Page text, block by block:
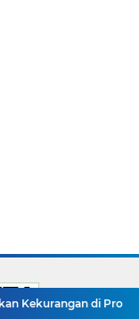
di Proyek RTLH,